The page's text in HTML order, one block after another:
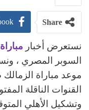
Share
WhatsApp
البريد الالكتروني
نستعرض أخبار
السوبر المصري ،
موعد مباراة الزمالك
القنوات الناقلة
وتشكيل الأهلي